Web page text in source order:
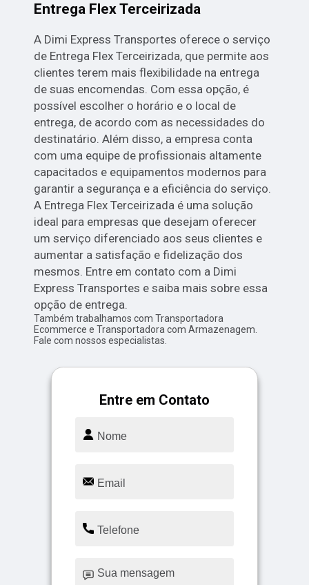
Entrega Flex Terceirizada
A Dimi Express Transportes oferece o serviço
de Entrega Flex Terceirizada, que permite aos
clientes terem mais flexibilidade na entrega
de suas encomendas. Com essa opção, é
possível escolher o horário e o local de
entrega, de acordo com as necessidades do
destinatário. Além disso, a empresa conta
com uma equipe de profissionais altamente
capacitados e equipamentos modernos para
garantir a segurança e a eficiência do serviço.
A Entrega Flex Terceirizada é uma solução
ideal para empresas que desejam oferecer
um serviço diferenciado aos seus clientes e
aumentar a satisfação e fidelização dos
mesmos. Entre em contato com a Dimi
Express Transportes e saiba mais sobre essa
opção de entrega.
Também trabalhamos com Transportadora
Ecommerce e Transportadora com Armazenagem.
Fale com nossos especialistas.
Entre em Contato